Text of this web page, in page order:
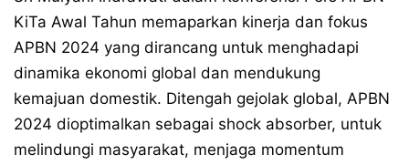
KiTa Awal Tahun memaparkan kinerja dan fokus
APBN 2024 yang dirancang untuk menghadapi
dinamika ekonomi global dan mendukung
kemajuan domestik. Ditengah gejolak global, APBN
2024 dioptimalkan sebagai shock absorber, untuk
melindungi masyarakat, menjaga momentum